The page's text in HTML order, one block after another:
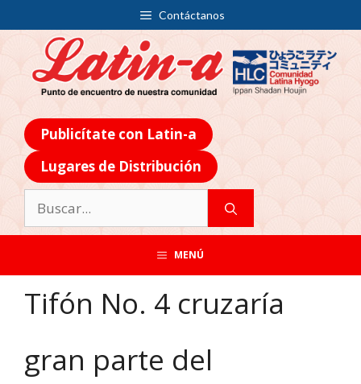
Contáctanos
Publicítate con Latin-a
Lugares de Distribución
MENÚ
Tifón No. 4 cruzaría
gran parte del